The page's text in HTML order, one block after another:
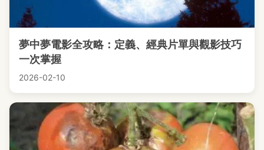
夢中夢電影全攻略：定義、經典片單與觀影技巧
一次掌握
2026-02-10